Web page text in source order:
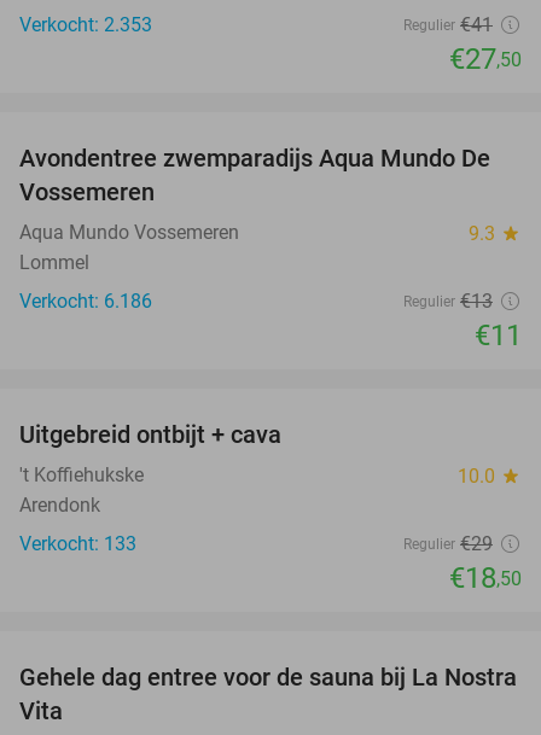
Verkocht: 2.353
Regulier €41
€27,50
15%
Avondentree zwemparadijs Aqua Mundo De
Vossemeren
Aqua Mundo Vossemeren 9.3 star
Lommel
Verkocht: 6.186
Regulier €13
€11
Uitgebreid ontbijt + cava
't Koffiehukske 10.0 star
Arendonk
Verkocht: 133
Regulier €29
€18,50
30%
Gehele dag entree voor de sauna bij La Nostra
Vita